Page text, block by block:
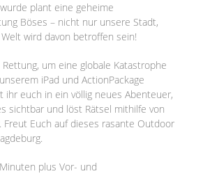
plant eine geheime
Böses – nicht nur unsere Stadt,
wird davon betroffen sein!
um eine globale Katastrophe
iPad und ActionPackage
ihr euch in ein völlig neues Abenteuer,
sichtbar und löst Rätsel mithilfe von
Freut Euch auf dieses rasante Outdoor
plus Vor- und